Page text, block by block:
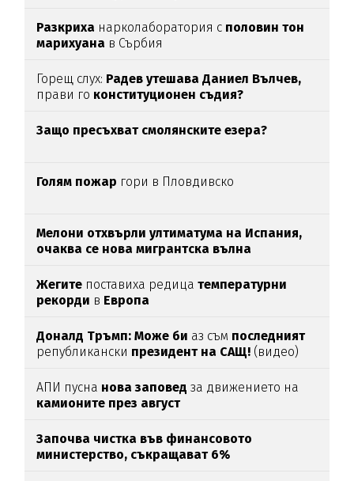
Разкриха нарколаборатория с половин тон
марихуана в Сърбия
Горещ слух: Радев утешава Даниел Вълчев,
прави го конституционен съдия?
Защо пресъхват смолянските езера?
Голям пожар гори в Пловдивско
Мелони отхвърли ултиматума на Испания,
очаква се нова мигрантска вълна
Жегите поставиха редицатемпературни
рекорди в Европа
Доналд Тръмп: Може би аз съм последният
републикански президент на САЩ! (видео)
АПИ пусна нова заповед за движението на
камионите през август
Започва чистка във финансовото
министерство, съкращават 6%